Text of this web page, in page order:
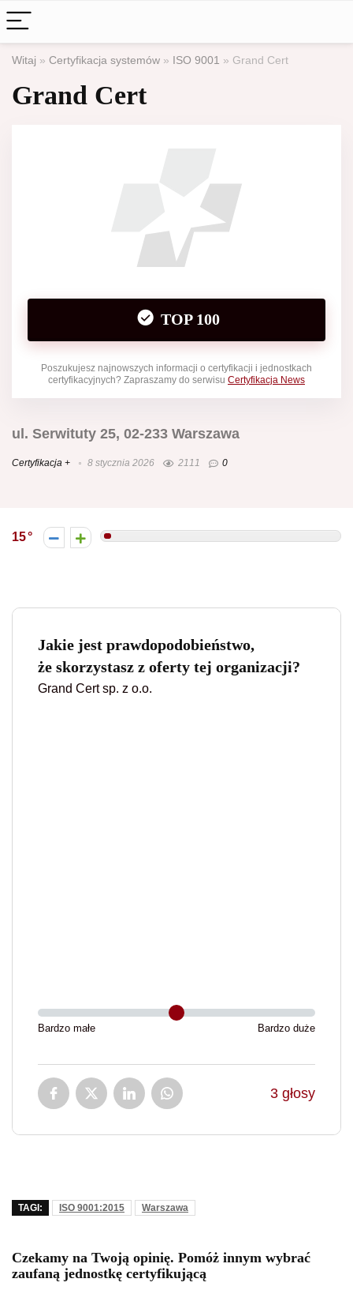
Witaj » Certyfikacja systemów » ISO 9001 » Grand Cert
Grand Cert
TOP 100
Poszukujesz najnowszych informacji o certyfikacji i jednostkach
certyfikacyjnych? Zapraszamy do serwisu Certyfikacja News
ul. Serwituty 25, 02-233 Warszawa
Certyfikacja + 8 stycznia 2026 2111 0
15
Jakie jest prawdopodobieństwo,
że skorzystasz z oferty tej organizacji?
Grand Cert sp. z o.o.
Bardzo małe Bardzo duże
3 głosy
TAGI: ISO 9001:2015 Warszawa
Czekamy na Twoją opinię. Pomóż innym wybrać
zaufaną jednostkę certyfikującą